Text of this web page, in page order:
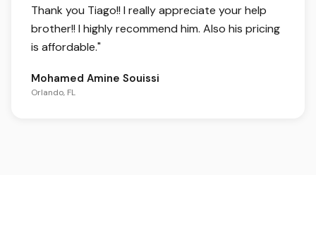
Thank you Tiago!! I really appreciate your help
brother!! I highly recommend him. Also his pricing
is affordable."
Mohamed Amine Souissi
Orlando, FL